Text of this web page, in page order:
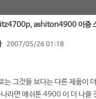
ashiton4900 이중
2007/05/26 01:18
는 그것들 보다는 다른 제품이
라면 애쉬톤 4900 이 더 나을